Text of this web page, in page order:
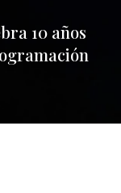
10 años